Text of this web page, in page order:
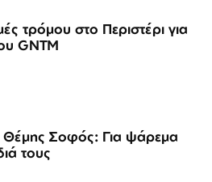
τρόμου στο Περιστέρι για
GNTM
- Θέμης Σοφός: Για ψάρεμα
τους